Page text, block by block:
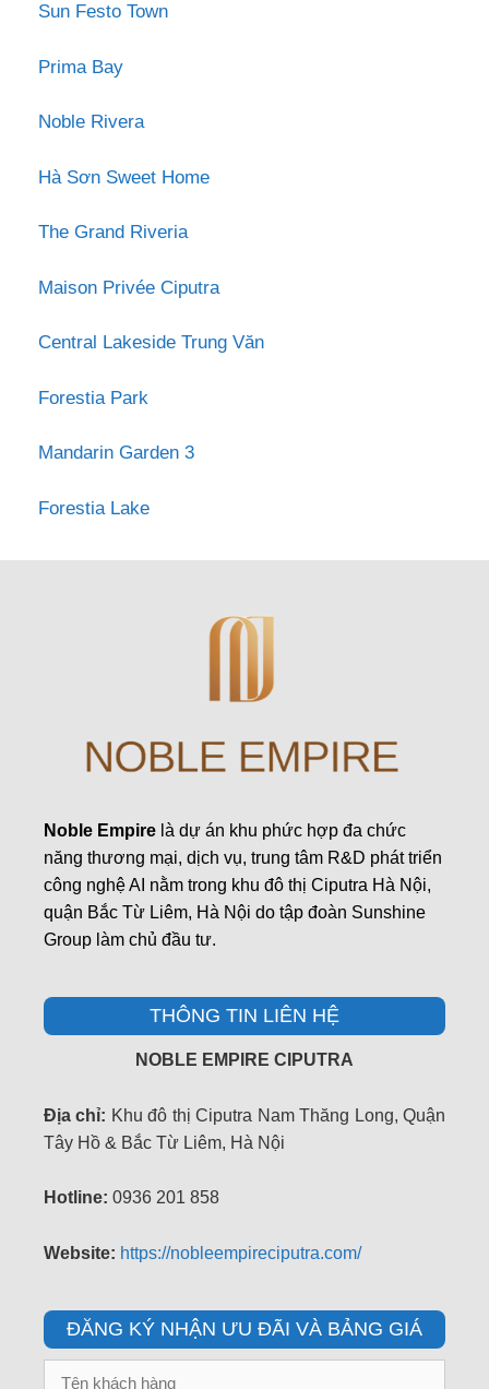
Sun Festo Town
Prima Bay
Noble Rivera
Hà Sơn Sweet Home
The Grand Riveria
Maison Privée Ciputra
Central Lakeside Trung Văn
Forestia Park
Mandarin Garden 3
Forestia Lake
Noble Empire là dự án khu phức hợp đa chức
năng thương mại, dịch vụ, trung tâm R&D phát triển
công nghệ AI nằm trong khu đô thị Ciputra Hà Nội,
quận Bắc Từ Liêm, Hà Nội do tập đoàn Sunshine
Group làm chủ đầu tư.
THÔNG TIN LIÊN HỆ
NOBLE EMPIRE CIPUTRA
Địa chỉ: Khu đô thị Ciputra Nam Thăng Long, Quận
Tây Hồ & Bắc Từ Liêm, Hà Nội
Hotline: 0936 201 858
Website: https://nobleempireciputra.com/
ĐĂNG KÝ NHẬN ƯU ĐÃI VÀ BẢNG GIÁ